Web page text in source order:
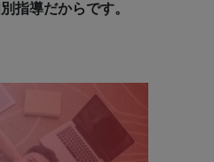
指導だからです。